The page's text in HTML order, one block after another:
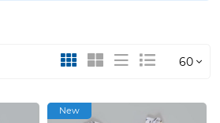
60
30
New